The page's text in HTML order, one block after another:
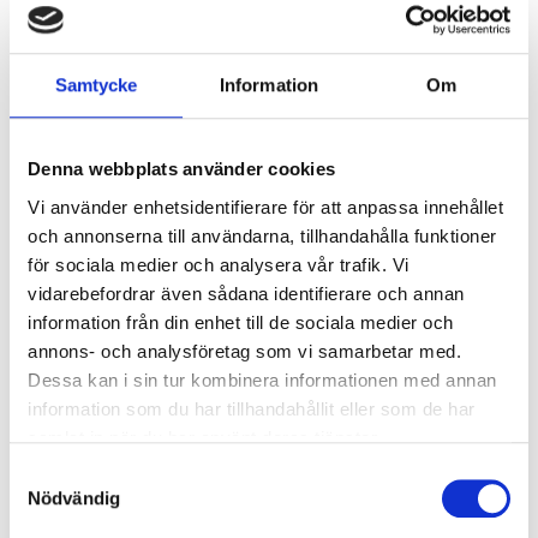
Samtycke Information Om
Denna webbplats använder cookies
Vi använder enhetsidentifierare för att anpassa innehållet
och annonserna till användarna, tillhandahålla funktioner
för sociala medier och analysera vår trafik. Vi
vidarebefordrar även sådana identifierare och annan
information från din enhet till de sociala medier och
annons- och analysföretag som vi samarbetar med.
Dessa kan i sin tur kombinera informationen med annan
information som du har tillhandahållit eller som de har
Nödvändig
Armaturer/B16A säkring:
Överspänningsskydd CM
kV/kA:
2
Överspänningsskydd DM
1
Ljusstyrning
Ljusstyrning:
DALI, Fasimpuls, DSI,
Korridorfunktion
Antal DALI-adresser:
1
Sensor:
Utan sensor